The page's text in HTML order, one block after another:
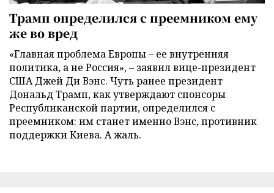
Трамп определился с преемником ему
же во вред
«Главная проблема Европы – ее внутренняя
политика, а не Россия», – заявил вице-президент
США Джей Ди Вэнс. Чуть ранее президент
Дональд Трамп, как утверждают спонсоры
Республиканской партии, определился с
преемником: им станет именно Вэнс, противник
поддержки Киева. А жаль.